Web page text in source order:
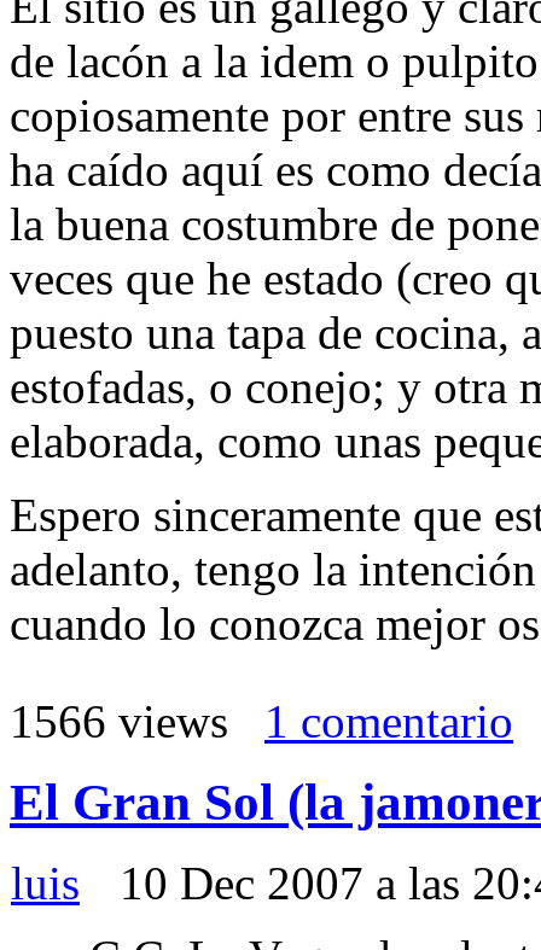
de lacón a la idem o
copiosamente por entre
ha caído aquí es como
la buena costumbre de
veces que he estado (creo
puesto una tapa de cocina,
estofadas, o conejo; y otra
elaborada, como unas
Espero sinceramente que
adelanto, tengo la
cuando lo conozca mejor
1566 views
1 comentario
El Gran Sol (la
luis
10 Dec 2007 a las